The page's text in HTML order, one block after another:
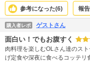
ゃ、好きですね。肉食べたくな
参考になった(6) 報
購入者レポ ゲストさん
面白い！でもお腹すく
肉料理を楽しむOLさん達のス
げ定食や深夜に食べるコッテリ